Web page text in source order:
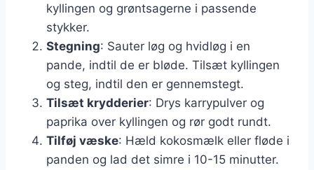
kyllingen og grøntsagerne i passende
stykker.
Stegning: Sauter løg og hvidløg i en
pande, indtil de er bløde. Tilsæt kyllingen
og steg, indtil den er gennemstegt.
Tilsæt krydderier: Drys karrypulver og
paprika over kyllingen og rør godt rundt.
Tilføj væske: Hæld kokosmælk eller fløde i
panden og lad det simre i 10-15 minutter.